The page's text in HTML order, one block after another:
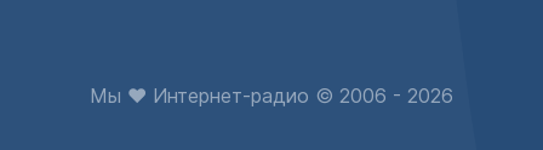
Мы ♥ Интернет-радио © 2006 - 2026